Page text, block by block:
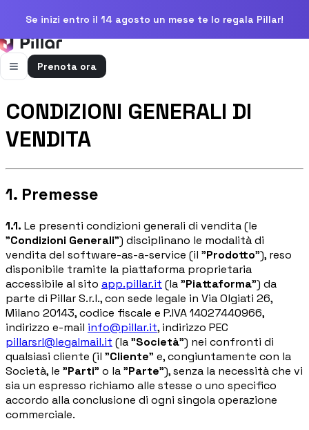
Se inizi entro il 14 agosto un mese te lo regala Pillar!
Prenota ora
Impresa e cantieri in un’unica chat
Fatturazione
Fatture attive e passive con scadenze
Preventivi
Dal computo al preventivo pronto
Gestione commessa
Margini, costi e ore per commessa
Procurement
Fornitori e ordini in un solo hub
Sicurezza
Verifica documentale automatica per i tuoi cantieri
CONDIZIONI GENERALI DI
VENDITA
1. Premesse
1.1. Le presenti condizioni generali di vendita (le
"Condizioni Generali") disciplinano le modalità di
vendita del software-as-a-service (il "Prodotto"), reso
disponibile tramite la piattaforma proprietaria
accessibile al sito app.pillar.it (la "Piattaforma") da
parte di Pillar S.r.l., con sede legale in Via Olgiati 26,
Milano 20143, codice fiscale e P.IVA 14027440966,
indirizzo e-mail info@pillar.it, indirizzo PEC
pillarsrl@legalmail.it (la "Società") nei confronti di
qualsiasi cliente (il "Cliente" e, congiuntamente con la
Società, le "Parti" o la "Parte"), senza la necessità che vi
sia un espresso richiamo alle stesse o uno specifico
accordo alla conclusione di ogni singola operazione
commerciale.